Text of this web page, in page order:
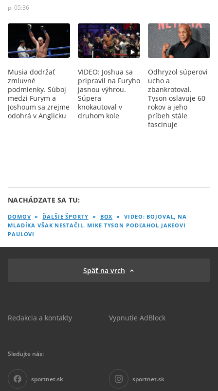
pi 05:36
Musia dodržať
zmluvné
podmienky. Súboj
medzi Furym a
Joshoum sa zrejme
odohrá v Anglicku
VIDEO: Joshua sa
pripravil na Furyho
jasnou výhrou.
Súpera
knokautoval v
druhom kole
Odhryzol súperovi
ucho a
zbankrotoval.
Tyson oslavuje 60
rokov a jeho
príbeh stále
fascinuje
NACHÁDZATE SA TU:
DOMOV » ĎALŠIE ŠPORTY » BOX »
VIDEO: BOJOVAL, NA
MLADÍKA VŠAK NESTAČIL. MIKE TYSON PODĽAHOL JAKEOVI
PAULOVI
Späť na vrch
Redakcia a kontakty Vypnutie AdBlock
Sledujte nás:
sportnet.sk sportnet.sk